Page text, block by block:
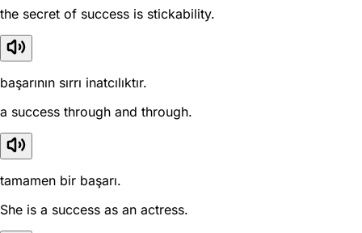
the secret of success is stickability.
başarının sırrı inatcılıktır.
a success through and through.
tamamen bir başarı.
She is a success as an actress.